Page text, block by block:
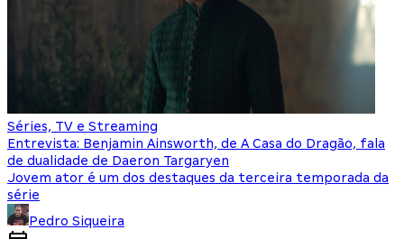
Séries, TV e Streaming
Entrevista: Benjamin Ainsworth, de A Casa do Dragão, fala
de dualidade de Daeron Targaryen
Jovem ator é um dos destaques da terceira temporada da
série
Pedro Siqueira